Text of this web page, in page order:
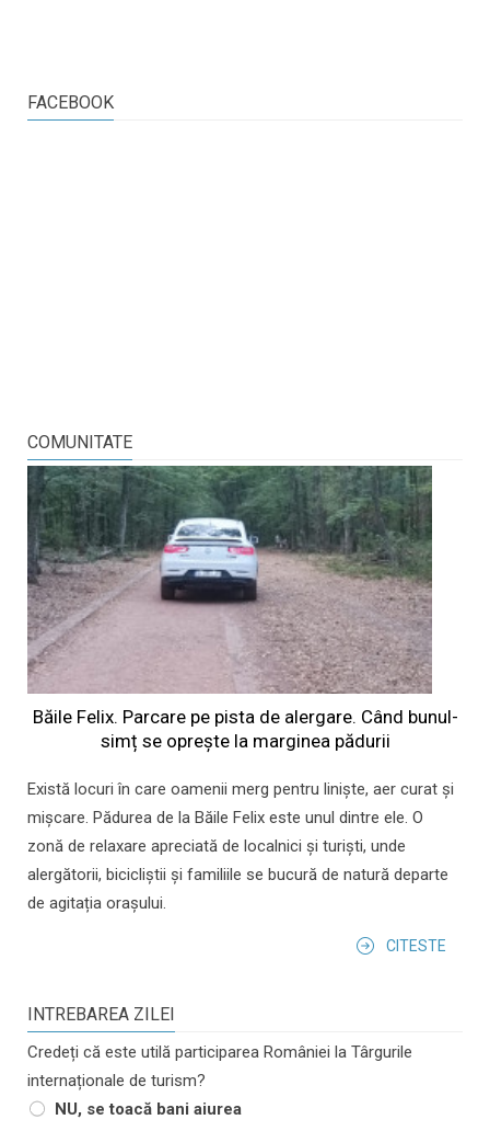
FACEBOOK
COMUNITATE
Băile Felix. Parcare pe pista de alergare. Când bunul-
simț se oprește la marginea pădurii
Există locuri în care oamenii merg pentru liniște, aer curat și
mișcare. Pădurea de la Băile Felix este unul dintre ele. O
zonă de relaxare apreciată de localnici și turiști, unde
alergătorii, bicicliștii și familiile se bucură de natură departe
de agitația orașului.
CITESTE
INTREBAREA ZILEI
Credeți că este utilă participarea României la Târgurile
internaționale de turism?
NU, se toacă bani aiurea